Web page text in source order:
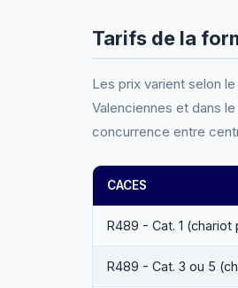
Tarifs de la
Les prix varient selon
Valenciennes et dans
concurrence entre
CACES
R489 - Cat. 1 (chariot
R489 - Cat. 3 ou 5